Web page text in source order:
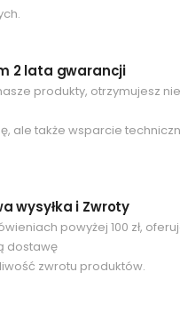
2 lata gwarancji
produkty, otrzymujesz
ale także wsparcie
wysyłka i Zwroty
powyżej 100 zł,
dostawę
zwrotu produktów.